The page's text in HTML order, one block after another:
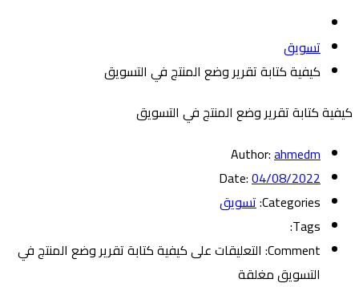
تسويق
كيفية كتابة تقرير وضع المنتج في التسويق
كيفية كتابة تقرير وضع المنتج في التسويق
Author:ahmedm
Date:04/08/2022
Categories: تسويق
Tags:
Comment: التعليقاتعلى كيفية كتابة تقرير وضع المنتج في
التسويق مغلقة